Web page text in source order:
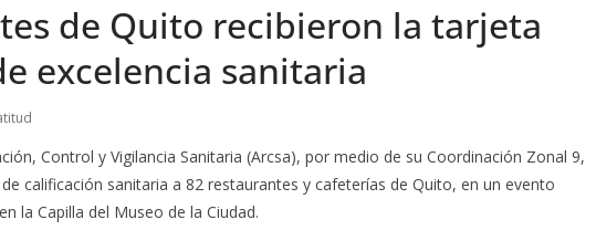
de Quito recibieron la tarjeta
excelencia sanitaria
Control y Vigilancia Sanitaria (Arcsa), por medio de su Coordinación Zonal 9,
calificación sanitaria a 82 restaurantes y cafeterías de Quito, en un evento
la Capilla del Museo de la Ciudad.